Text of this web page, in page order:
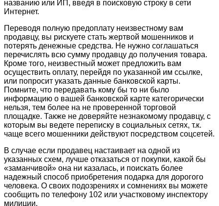
названию или ИП, введя в поисковую строку в сети
Интернет.
Переводя полную предоплату неизвестному вам
продавцу, вы рискуете стать жертвой мошенников и
потерять денежные средства. Не нужно соглашаться
перечислять всю сумму продавцу до получения товара.
Кроме того, неизвестный может предложить вам
осуществить оплату, перейдя по указанной им ссылке,
или попросит указать данные банковской карты.
Помните, что передавать кому бы то ни было
информацию о вашей банковской карте категорически
нельзя, тем более на не проверенной торговой
площадке. Также не доверяйте незнакомому продавцу, с
которым вы ведете переписку в социальных сетях, т.к.
чаще всего мошенники действуют посредством соцсетей.
В случае если продавец настаивает на одной из
указанных схем, лучше отказаться от покупки, какой бы
«заманчивой» она ни казалась, и поискать более
надежный способ приобретения подарка для дорогого
человека. О своих подозрениях и сомнениях вы можете
сообщить по телефону 102 или участковому инспектору
милиции.